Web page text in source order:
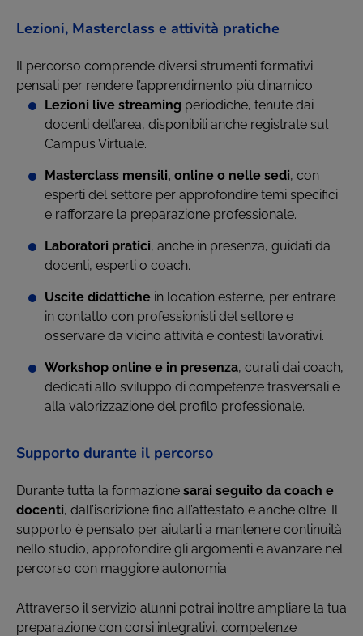
Lezioni, Masterclass e attività pratiche
Il percorso comprende diversi strumenti formativi
pensati per rendere l’apprendimento più dinamico:
Lezioni live streaming periodiche, tenute dai
docenti dell’area, disponibili anche registrate sul
Campus Virtuale.
Masterclass mensili, online o nelle sedi, con
esperti del settore per approfondire temi specifici
e rafforzare la preparazione professionale.
Laboratori pratici, anche in presenza, guidati da
docenti, esperti o coach.
Uscite didattiche in location esterne, per entrare
in contatto con professionisti del settore e
osservare da vicino attività e contesti lavorativi.
Workshop online e in presenza, curati dai coach,
dedicati allo sviluppo di competenze trasversali e
alla valorizzazione del profilo professionale.
Supporto durante il percorso
Durante tutta la formazione sarai seguito da coach e
docenti, dall’iscrizione fino all’attestato e anche oltre. Il
supporto è pensato per aiutarti a mantenere continuità
nello studio, approfondire gli argomenti e avanzare nel
percorso con maggiore autonomia.
Attraverso il servizio alunni potrai inoltre ampliare la tua
preparazione con corsi integrativi, competenze